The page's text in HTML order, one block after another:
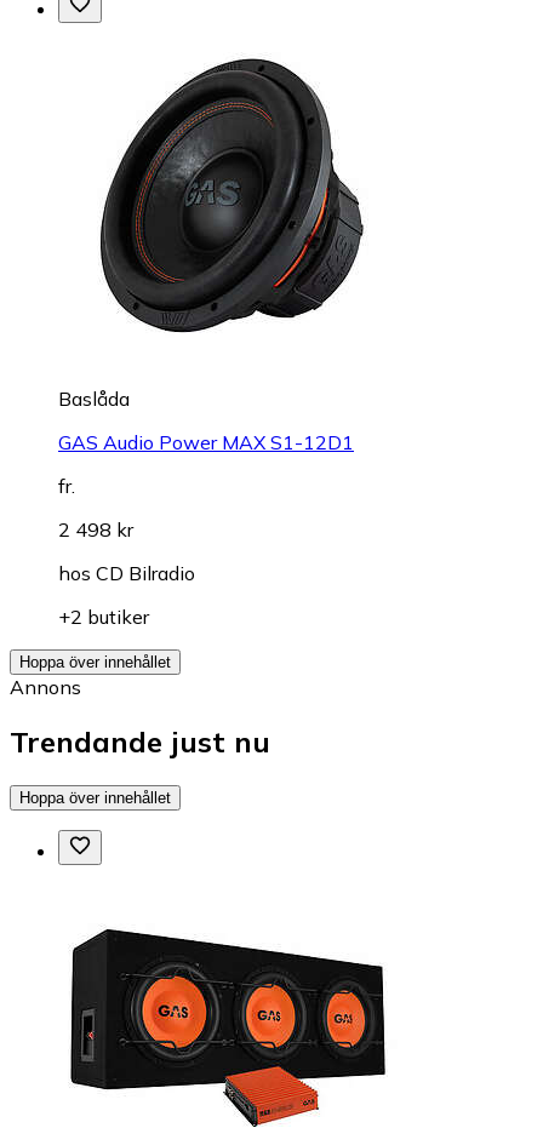
Baslåda
GAS Audio Power MAX S1-12D1
fr.
2 498 kr
hos CD Bilradio
+2 butiker
Hoppa över innehållet
Annons
Trendande just nu
Hoppa över innehållet